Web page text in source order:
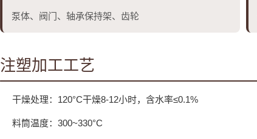
泵体、阀门、轴承保持架、齿轮
注塑加工工艺
干燥处理：120°C干燥8-12小时，含水率≤0.1%
料筒温度：300~330°C